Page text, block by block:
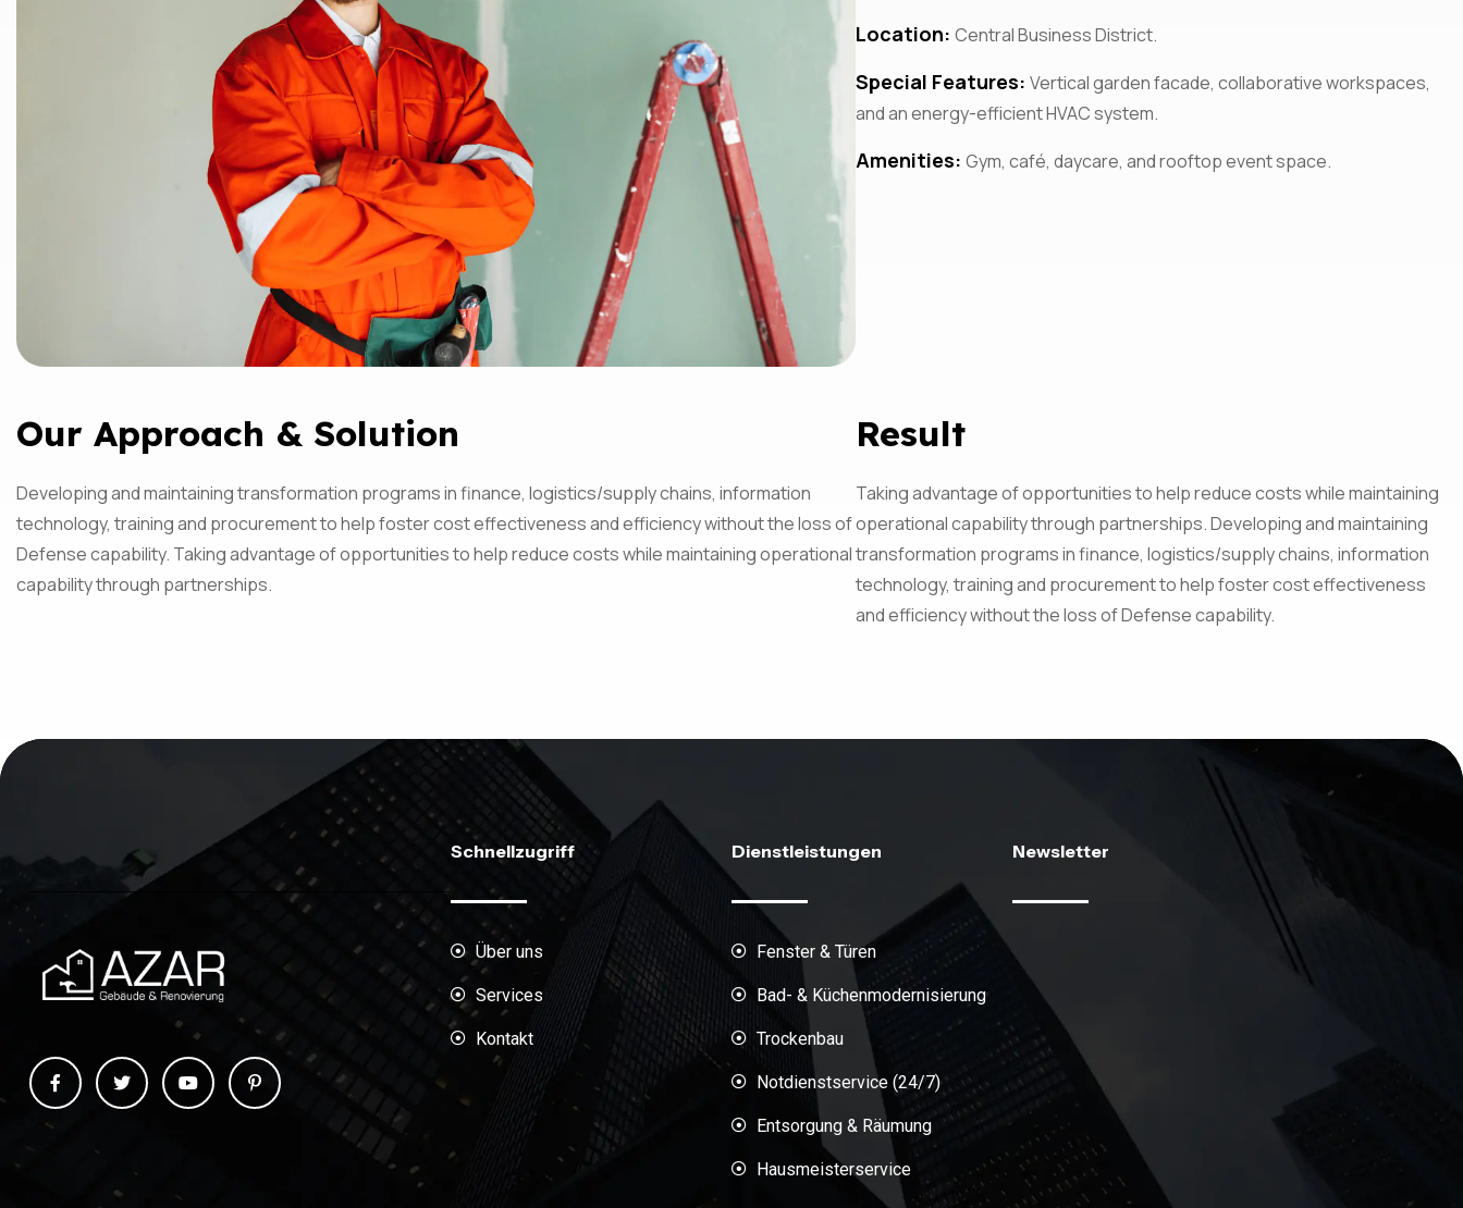
Location: Central Business District.
Special Features: Vertical garden facade, collaborative workspaces,
and an energy-efficient HVAC system.
Amenities: Gym, café, daycare, and rooftop event space.
Our Approach & Solution
Developing and maintaining transformation programs in finance, logistics/supply chains, information
technology, training and procurement to help foster cost effectiveness and efficiency without the loss of
Defense capability. Taking advantage of opportunities to help reduce costs while maintaining operational
capability through partnerships.
Result
Taking advantage of opportunities to help reduce costs while maintaining
operational capability through partnerships. Developing and maintaining
transformation programs in finance, logistics/supply chains, information
technology, training and procurement to help foster cost effectiveness
and efficiency without the loss of Defense capability.
Schnellzugriff
Über uns
Services
Kontakt
Dienstleistungen
Fenster & Türen
Bad- & Küchenmodernisierung
Trockenbau
Notdienstservice (24/7)
Entsorgung & Räumung
Hausmeisterservice
Newsletter